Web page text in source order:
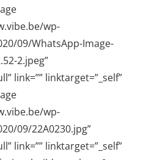
wp-
09/WhatsApp-Image-
2.jpeg”
link=”” linktarget=”_self”
wp-
09/22A0230.jpg”
link=”” linktarget=”_self”